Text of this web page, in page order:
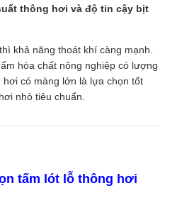
thông hơi và độ tin cậy bịt
khả năng thoát khí càng mạnh.
hóa chất nông nghiệp có lượng
có màng lớn là lựa chọn tốt
nhỏ tiêu chuẩn.
tấm lót lỗ thông hơi